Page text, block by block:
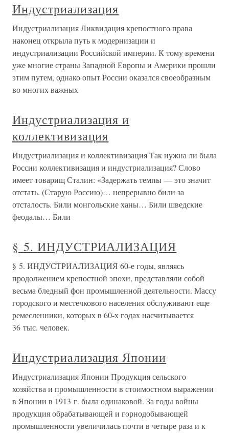
Индустриализация
Индустриализация Ликвидация крепостного права
наконец открыла путь к модернизации и
индустриализации Российской империи. К тому времени
уже многие страны Западной Европы и Америки прошли
этим путем, однако опыт России оказался своеобразным
во многих важных
Индустриализация и
коллективизация
Индустриализация и коллективизация Так нужна ли была
России коллективизация и индустриализация? Слово
имеет товарищ Сталин: «Задержать темпы — это значит
отстать. (Старую Россию)… непрерывно били за
отсталость. Били монгольские ханы… Били шведские
феодалы… Били
§ 5. ИНДУСТРИАЛИЗАЦИЯ
§ 5. ИНДУСТРИАЛИЗАЦИЯ 60-е годы, являясь
продолжением крепостной эпохи, представляли собой
весьма бледный фон промышленной деятельности. Массу
городского и местечкового населения обслуживают еще
ремесленники, которых в 60-х годах насчитывается
36 тыс. человек.
Индустриализация Японии
Индустриализация Японии Продукция сельского
хозяйства и промышленности в стоимостном выражении
в Японии в 1913 г. была одинаковой. За годы войны
продукция обрабатывающей и горнодобывающей
промышленности увеличилась почти в четыре раза и к